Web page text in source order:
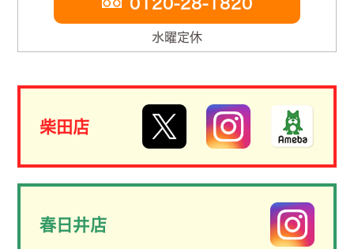
0120-28-1820
水曜定休
柴田店
春日井店